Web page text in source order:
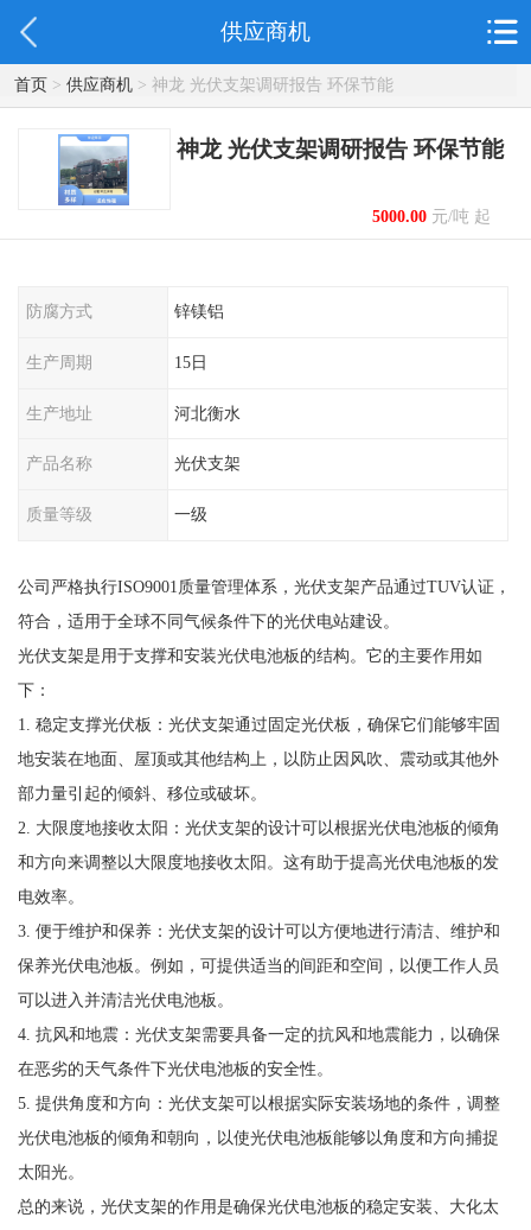
供应商机
首页> 供应商机> 神龙 光伏支架调研报告 环保节能
神龙 光伏支架调研报告 环保节能
5000.00元/吨 起
防腐方式 锌镁铝
生产周期 15日
生产地址 河北衡水
产品名称 光伏支架
质量等级 一级
公司严格执行ISO9001质量管理体系，光伏支架产品通过TUV认证，
符合，适用于全球不同气候条件下的光伏电站建设。
光伏支架是用于支撑和安装光伏电池板的结构。它的主要作用如
下：
1. 稳定支撑光伏板：光伏支架通过固定光伏板，确保它们能够牢固
地安装在地面、屋顶或其他结构上，以防止因风吹、震动或其他外
部力量引起的倾斜、移位或破坏。
2. 大限度地接收太阳：光伏支架的设计可以根据光伏电池板的倾角
和方向来调整以大限度地接收太阳。这有助于提高光伏电池板的发
电效率。
3. 便于维护和保养：光伏支架的设计可以方便地进行清洁、维护和
保养光伏电池板。例如，可提供适当的间距和空间，以便工作人员
可以进入并清洁光伏电池板。
4. 抗风和地震：光伏支架需要具备一定的抗风和地震能力，以确保
在恶劣的天气条件下光伏电池板的安全性。
5. 提供角度和方向：光伏支架可以根据实际安装场地的条件，调整
光伏电池板的倾角和朝向，以使光伏电池板能够以角度和方向捕捉
太阳光。
总的来说，光伏支架的作用是确保光伏电池板的稳定安装、大化太